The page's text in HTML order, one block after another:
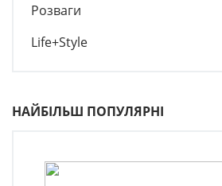
Розваги
Life+Style
НАЙБІЛЬШ ПОПУЛЯРНІ